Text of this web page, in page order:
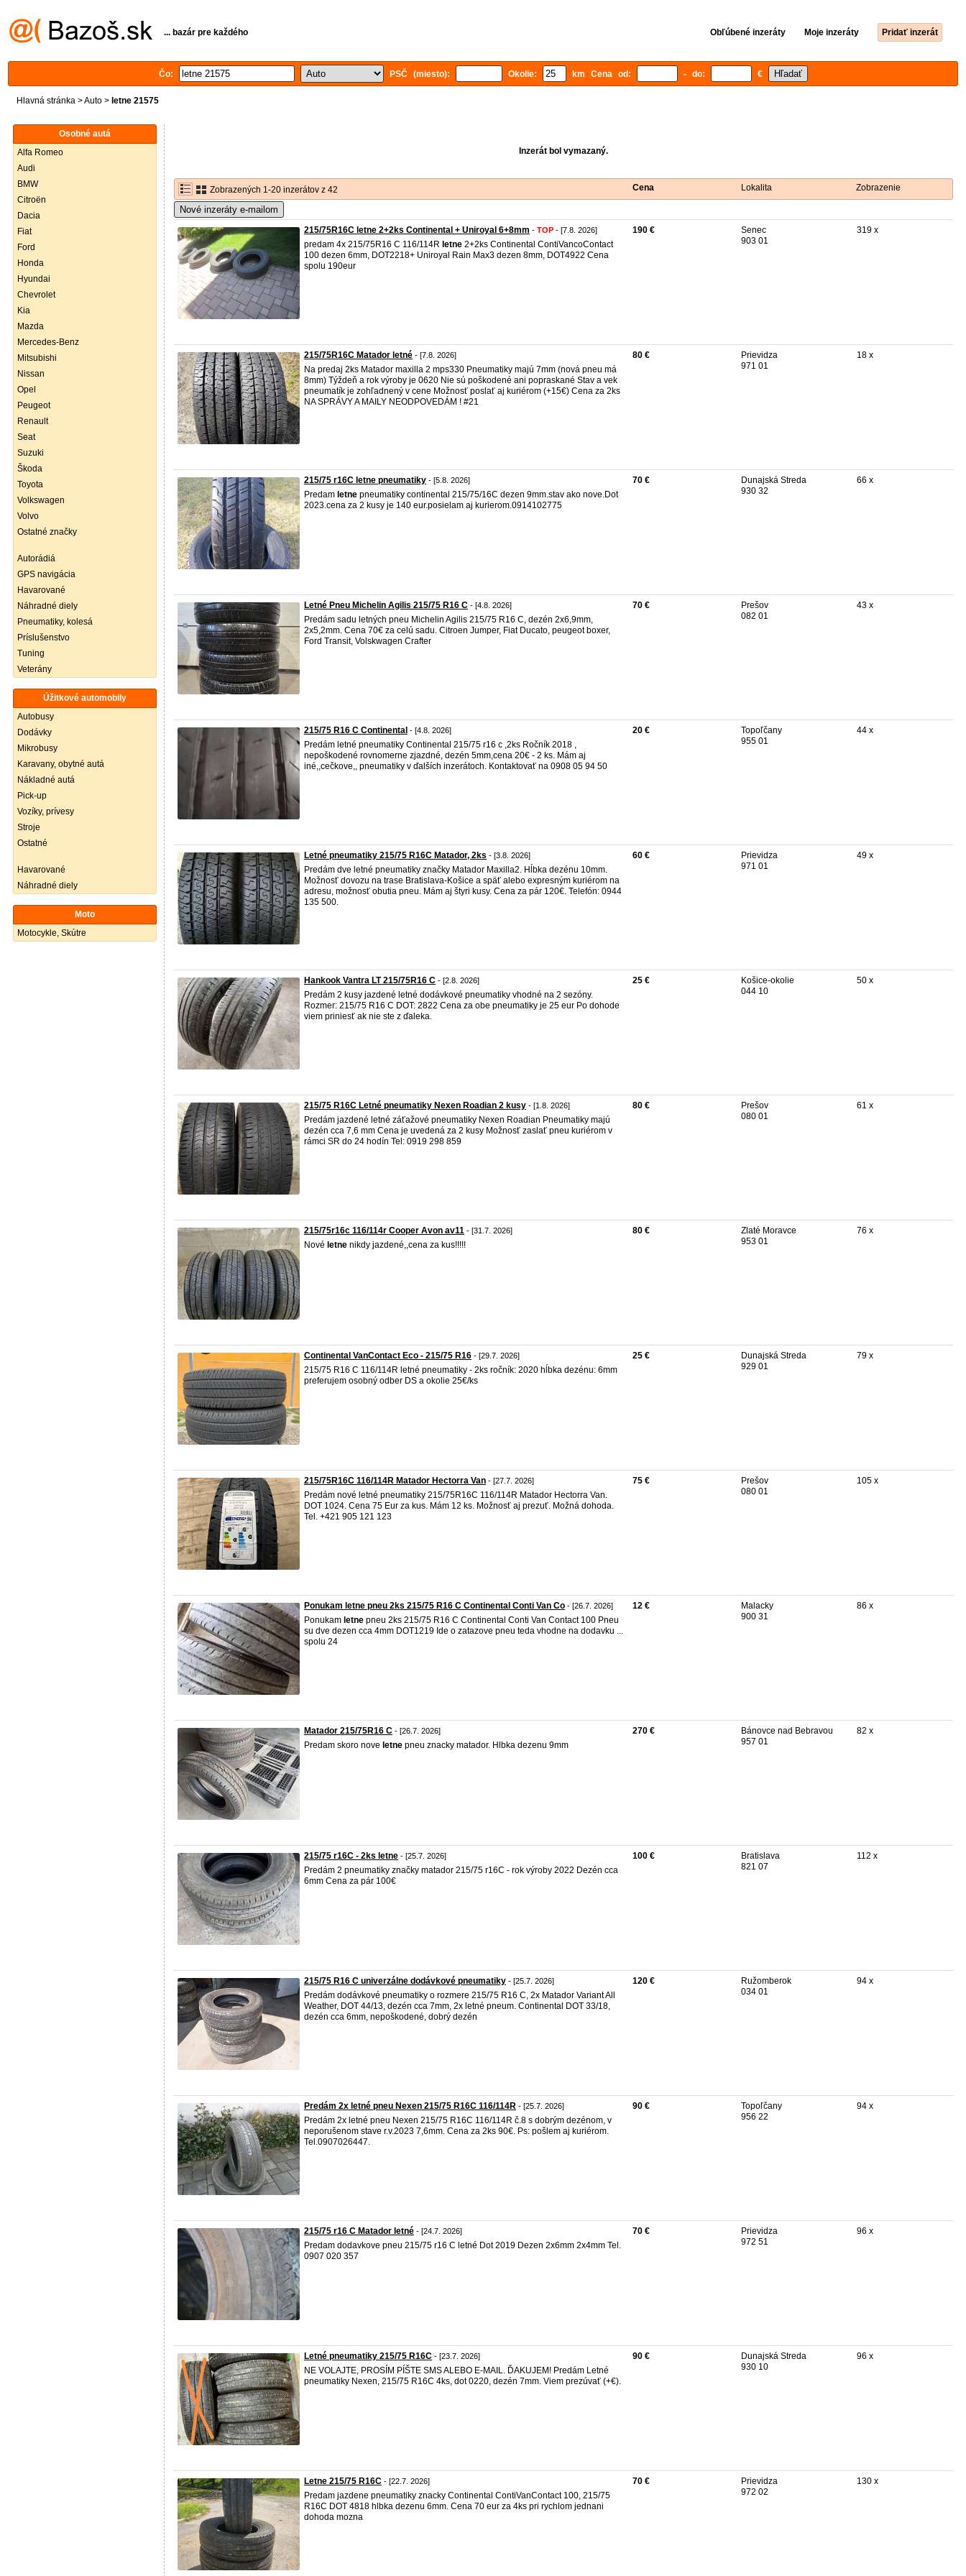
... bazár pre každého Obľúbené inzeráty Moje inzeráty Pridať inzerát
Čo: PSČ (miesto): Okolie: km Cena od: - do: €
Hlavná stránka >Auto > letne 21575
Osobné autá
Alfa Romeo
Audi
BMW
Citroën
Dacia
Fiat
Ford
Honda
Hyundai
Chevrolet
Kia
Mazda
Mercedes-Benz
Mitsubishi
Nissan
Opel
Peugeot
Renault
Seat
Suzuki
Škoda
Toyota
Volkswagen
Volvo
Ostatné značky
Autorádiá
GPS navigácia
Havarované
Náhradné diely
Pneumatiky, kolesá
Príslušenstvo
Tuning
Veterány
Úžitkové automobily
Autobusy
Dodávky
Mikrobusy
Karavany, obytné autá
Nákladné autá
Pick-up
Vozíky, prívesy
Stroje
Ostatné
Havarované
Náhradné diely
Moto
Motocykle, Skútre
Inzerát bol vymazaný.
Zobrazených 1-20 inzerátov z 42 Cena Lokalita Zobrazenie
Nové inzeráty e-mailom
215/75R16C letne 2+2ks Continental + Uniroyal 6+8mm - TOP - [7.8. 2026]
predam 4x 215/75R16 C 116/114R letne 2+2ks Continental ContiVancoContact
100 dezen 6mm, DOT2218+ Uniroyal Rain Max3 dezen 8mm, DOT4922 Cena
spolu 190eur
190 €
Senec
903 01
319 x
215/75R16C Matador letné - [7.8. 2026]
Na predaj 2ks Matador maxilla 2 mps330 Pneumatiky majú 7mm (nová pneu má
8mm) Týždeň a rok výroby je 0620 Nie sú poškodené ani popraskané Stav a vek
pneumatík je zohľadnený v cene Možnosť poslať aj kuriérom (+15€) Cena za 2ks
NA SPRÁVY A MAILY NEODPOVEDÁM ! #21
80 €
Prievidza
971 01
18 x
215/75 r16C letne pneumatiky - [5.8. 2026]
Predam letne pneumatiky continental 215/75/16C dezen 9mm.stav ako nove.Dot
2023.cena za 2 kusy je 140 eur.posielam aj kurierom.0914102775
70 €
Dunajská Streda
930 32
66 x
Letné Pneu Michelin Agilis 215/75 R16 C - [4.8. 2026]
Predám sadu letných pneu Michelin Agilis 215/75 R16 C, dezén 2x6,9mm,
2x5,2mm. Cena 70€ za celú sadu. Citroen Jumper, Fiat Ducato, peugeot boxer,
Ford Transit, Volskwagen Crafter
70 €
Prešov
082 01
43 x
215/75 R16 C Continental - [4.8. 2026]
Predám letné pneumatiky Continental 215/75 r16 c ,2ks Ročník 2018 ,
nepoškodené rovnomerne zjazdné, dezén 5mm,cena 20€ - 2 ks. Mám aj
iné,,cečkove,, pneumatiky v ďalších inzerátoch. Kontaktovať na 0908 05 94 50
20 €
Topoľčany
955 01
44 x
Letné pneumatiky 215/75 R16C Matador, 2ks - [3.8. 2026]
Predám dve letné pneumatiky značky Matador Maxilla2. Hĺbka dezénu 10mm.
Možnosť dovozu na trase Bratislava-Košice a späť alebo expresným kuriérom na
adresu, možnosť obutia pneu. Mám aj štyri kusy. Cena za pár 120€. Telefón: 0944
135 500.
60 €
Prievidza
971 01
49 x
Hankook Vantra LT 215/75R16 C - [2.8. 2026]
Predám 2 kusy jazdené letné dodávkové pneumatiky vhodné na 2 sezóny.
Rozmer: 215/75 R16 C DOT: 2822 Cena za obe pneumatiky je 25 eur Po dohode
viem priniesť ak nie ste z ďaleka.
25 €
Košice-okolie
044 10
50 x
215/75 R16C Letné pneumatiky Nexen Roadian 2 kusy - [1.8. 2026]
Predám jazdené letné záťažové pneumatiky Nexen Roadian Pneumatiky majú
dezén cca 7,6 mm Cena je uvedená za 2 kusy Možnosť zaslať pneu kuriérom v
rámci SR do 24 hodín Tel: 0919 298 859
80 €
Prešov
080 01
61 x
215/75r16c 116/114r Cooper Avon av11 - [31.7. 2026]
Nové letne nikdy jazdené,,cena za kus!!!!!
80 €
Zlaté Moravce
953 01
76 x
Continental VanContact Eco - 215/75 R16 - [29.7. 2026]
215/75 R16 C 116/114R letné pneumatiky - 2ks ročník: 2020 hĺbka dezénu: 6mm
preferujem osobný odber DS a okolie 25€/ks
25 €
Dunajská Streda
929 01
79 x
215/75R16C 116/114R Matador Hectorra Van - [27.7. 2026]
Predám nové letné pneumatiky 215/75R16C 116/114R Matador Hectorra Van.
DOT 1024. Cena 75 Eur za kus. Mám 12 ks. Možnosť aj prezuť. Možná dohoda.
Tel. +421 905 121 123
75 €
Prešov
080 01
105 x
Ponukam letne pneu 2ks 215/75 R16 C Continental Conti Van Co - [26.7. 2026]
Ponukam letne pneu 2ks 215/75 R16 C Continental Conti Van Contact 100 Pneu
su dve dezen cca 4mm DOT1219 Ide o zatazove pneu teda vhodne na dodavku ...
spolu 24
12 €
Malacky
900 31
86 x
Matador 215/75R16 C - [26.7. 2026]
Predam skoro nove letne pneu znacky matador. Hlbka dezenu 9mm
270 €
Bánovce nad Bebravou
957 01
82 x
215/75 r16C - 2ks letne - [25.7. 2026]
Predám 2 pneumatiky značky matador 215/75 r16C - rok výroby 2022 Dezén cca
6mm Cena za pár 100€
100 €
Bratislava
821 07
112 x
215/75 R16 C univerzálne dodávkové pneumatiky - [25.7. 2026]
Predám dodávkové pneumatiky o rozmere 215/75 R16 C, 2x Matador Variant All
Weather, DOT 44/13, dezén cca 7mm, 2x letné pneum. Continental DOT 33/18,
dezén cca 6mm, nepoškodené, dobrý dezén
120 €
Ružomberok
034 01
94 x
Predám 2x letné pneu Nexen 215/75 R16C 116/114R - [25.7. 2026]
Predám 2x letné pneu Nexen 215/75 R16C 116/114R č.8 s dobrým dezénom, v
neporušenom stave r.v.2023 7,6mm. Cena za 2ks 90€. Ps: pošlem aj kuriérom.
Tel.0907026447.
90 €
Topoľčany
956 22
94 x
215/75 r16 C Matador letné - [24.7. 2026]
Predam dodavkove pneu 215/75 r16 C letné Dot 2019 Dezen 2x6mm 2x4mm Tel.
0907 020 357
70 €
Prievidza
972 51
96 x
Letné pneumatiky 215/75 R16C - [23.7. 2026]
NE VOLAJTE, PROSÍM PÍŠTE SMS ALEBO E-MAIL. ĎAKUJEM! Predám Letné
pneumatiky Nexen, 215/75 R16C 4ks, dot 0220, dezén 7mm. Viem prezúvať (+€).
90 €
Dunajská Streda
930 10
96 x
Letne 215/75 R16C - [22.7. 2026]
Predam jazdene pneumatiky znacky Continental ContiVanContact 100, 215/75
R16C DOT 4818 hlbka dezenu 6mm. Cena 70 eur za 4ks pri rychlom jednani
dohoda mozna
70 €
Prievidza
972 02
130 x